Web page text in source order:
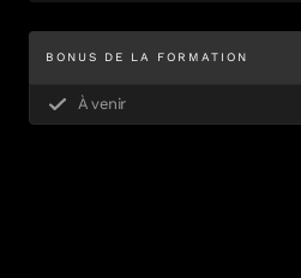
BONUS DE LA FORMATION
À venir